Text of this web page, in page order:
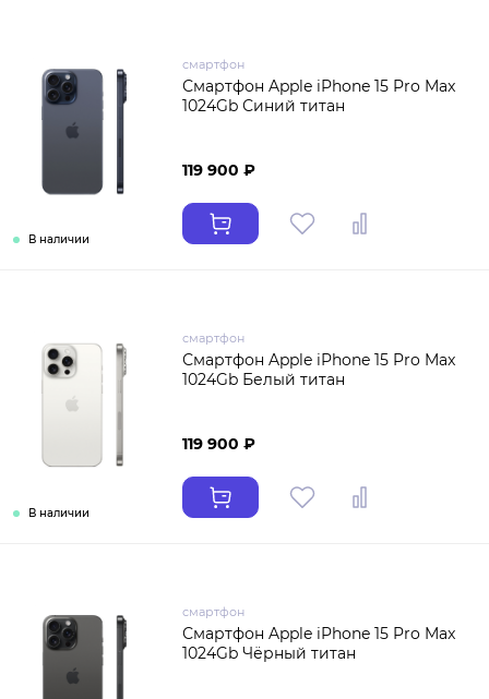
В наличии
смартфон
Смартфон Apple iPhone 15 Pro Max
1024Gb Синий титан
119 900 ₽
В наличии
смартфон
Смартфон Apple iPhone 15 Pro Max
1024Gb Белый титан
119 900 ₽
смартфон
Смартфон Apple iPhone 15 Pro Max
1024Gb Чёрный титан